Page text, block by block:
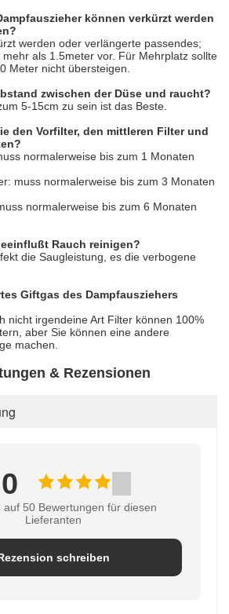
können verkürzt werden
werden oder verlängerte passendes;
als 1.5meter vor. Für Mehrplatz sollte
Meter nicht übersteigen.
zwischen der Düse und raucht?
5-15cm zu sein ist das Beste.
den Vorfilter, den mittleren Filter und
normalerweise bis zum 1 Monaten
normalerweise bis zum 3 Monaten
bis zum 6 Monaten
Rauch reinigen?
die Saugleistung, es die verbogene
Giftgas des Dampfausziehers
nicht irgendeine Art Filter können 100%
aber Sie können eine andere
machen.
& Rezensionen
auf 50 Bewertungen für diesen
Lieferanten
schreiben